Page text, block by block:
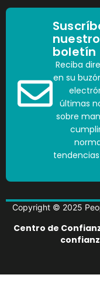
nuestro
boletín
Reciba
en su
últimas
sobre
Copyright © 2025
Centro de